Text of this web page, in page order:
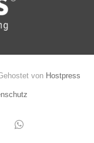
von Hostpress
WhatsApp